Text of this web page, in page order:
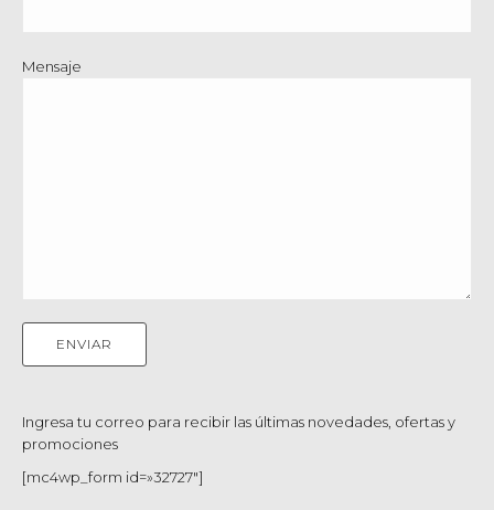
Mensaje
Ingresa tu correo para recibir las últimas novedades, ofertas y
promociones
[mc4wp_form id=»32727″]